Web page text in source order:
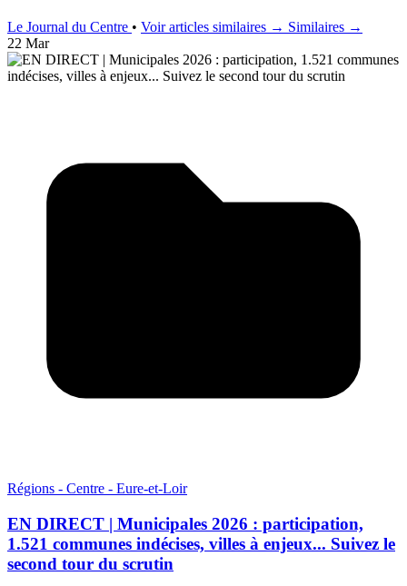
Le Journal du Centre • Voir articles similaires → Similaires →
22 Mar
Régions - Centre - Eure-et-Loir
EN DIRECT | Municipales 2026 : participation,
1.521 communes indécises, villes à enjeux... Suivez le
second tour du scrutin